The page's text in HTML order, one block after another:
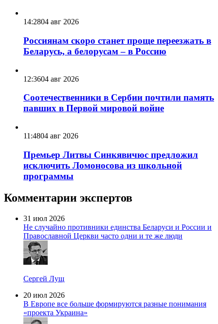
14:2804 авг 2026
Россиянам скоро станет проще переезжать в
Беларусь, а белорусам – в Россию
12:3604 авг 2026
Соотечественники в Сербии почтили память
павших в Первой мировой войне
11:4804 авг 2026
Премьер Литвы Синкявичюс предложил
исключить Ломоносова из школьной
программы
Комментарии экспертов
31 июл 2026
Не случайно противники единства Беларуси и России и
Православной Церкви часто одни и те же люди
Сергей Лущ
20 июл 2026
В Европе все больше формируются разные понимания
«проекта Украина»